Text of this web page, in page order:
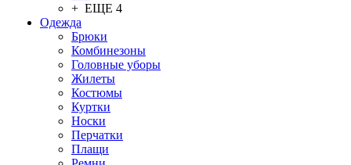
+ ЕЩЕ 4
Одежда
Брюки
Комбинезоны
Головные уборы
Жилеты
Костюмы
Куртки
Носки
Перчатки
Плащи